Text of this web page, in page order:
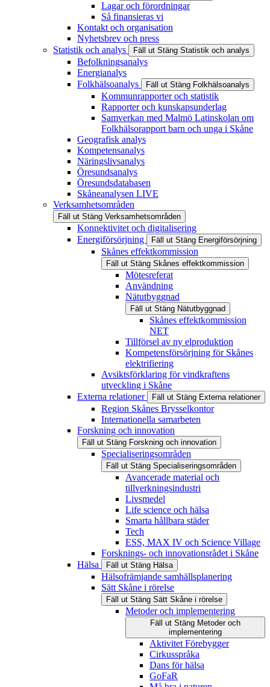
Lagar och förordningar
Så finansieras vi
Kontakt och organisation
Nyhetsbrev och press
Statistik och analys
Fäll ut Stäng Statistik och analys
Befolkningsanalys
Energianalys
Folkhälsoanalys
Fäll ut Stäng Folkhälsoanalys
Kommunrapporter och statistik
Rapporter och kunskapsunderlag
Samverkan med Malmö Latinskolan om
Folkhälsorapport barn och unga i Skåne
Geografisk analys
Kompetensanalys
Näringslivsanalys
Öresundsanalys
Öresundsdatabasen
Skåneanalysen LIVE
Verksamhetsområden
Fäll ut Stäng Verksamhetsområden
Konnektivitet och digitalisering
Energiförsörjning
Fäll ut Stäng Energiförsörjning
Skånes effektkommission
Fäll ut Stäng Skånes effektkommission
Mötesreferat
Användning
Nätutbyggnad
Fäll ut Stäng Nätutbyggnad
Skånes effektkommission
NET
Tillförsel av ny elproduktion
Kompetensförsörjning för Skånes
elektrifiering
Avsiktsförklaring för vindkraftens
utveckling i Skåne
Externa relationer
Fäll ut Stäng Externa relationer
Region Skånes Brysselkontor
Internationella samarbeten
Forskning och innovation
Fäll ut Stäng Forskning och innovation
Specialiseringsområden
Fäll ut Stäng Specialiseringsområden
Avancerade material och
tillverkningsindustri
Livsmedel
Life science och hälsa
Smarta hållbara städer
Tech
ESS, MAX IV och Science Village
Forsknings- och innovationsrådet i Skåne
Hälsa
Fäll ut Stäng Hälsa
Hälsofrämjande samhällsplanering
Sätt Skåne i rörelse
Fäll ut Stäng Sätt Skåne i rörelse
Metoder och implementering
Fäll ut Stäng Metoder och
implementering
Aktivitet Förebygger
Cirkusspråka
Dans för hälsa
GoFaR